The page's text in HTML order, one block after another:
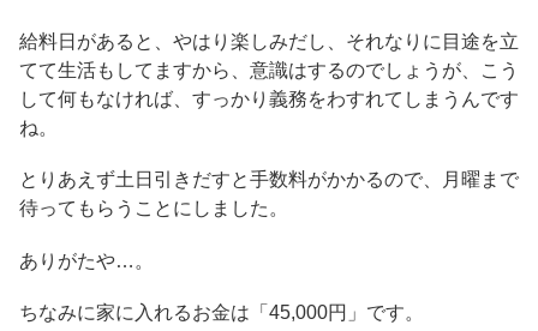
給料日があると、やはり楽しみだし、それなりに目途を立
てて生活もしてますから、意識はするのでしょうが、こう
して何もなければ、すっかり義務をわすれてしまうんです
ね。
とりあえず土日引きだすと手数料がかかるので、月曜まで
待ってもらうことにしました。
ありがたや…。
ちなみに家に入れるお金は「45,000円」です。